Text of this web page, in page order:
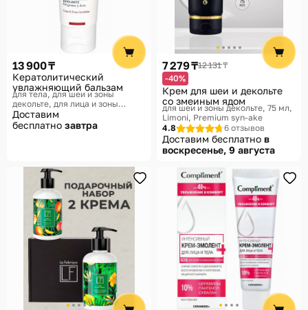
13 900 ₸
Кератолитический
увлажняющий бальзам
для тела, для шеи и зоны
декольте, для лица и зоны
декольте, 40 мл
Dermatologie, Урелиа
Доставим
бесплатно завтра
7 279 ₸12 131 ₸
-40%
Крем для шеи и декольте
со змеиным ядом
для шеи и зоны декольте, 75 мл
Limoni, Premium syn-ake
4.8
6 отзывов
Доставим бесплатно в
воскресенье, 9 августа